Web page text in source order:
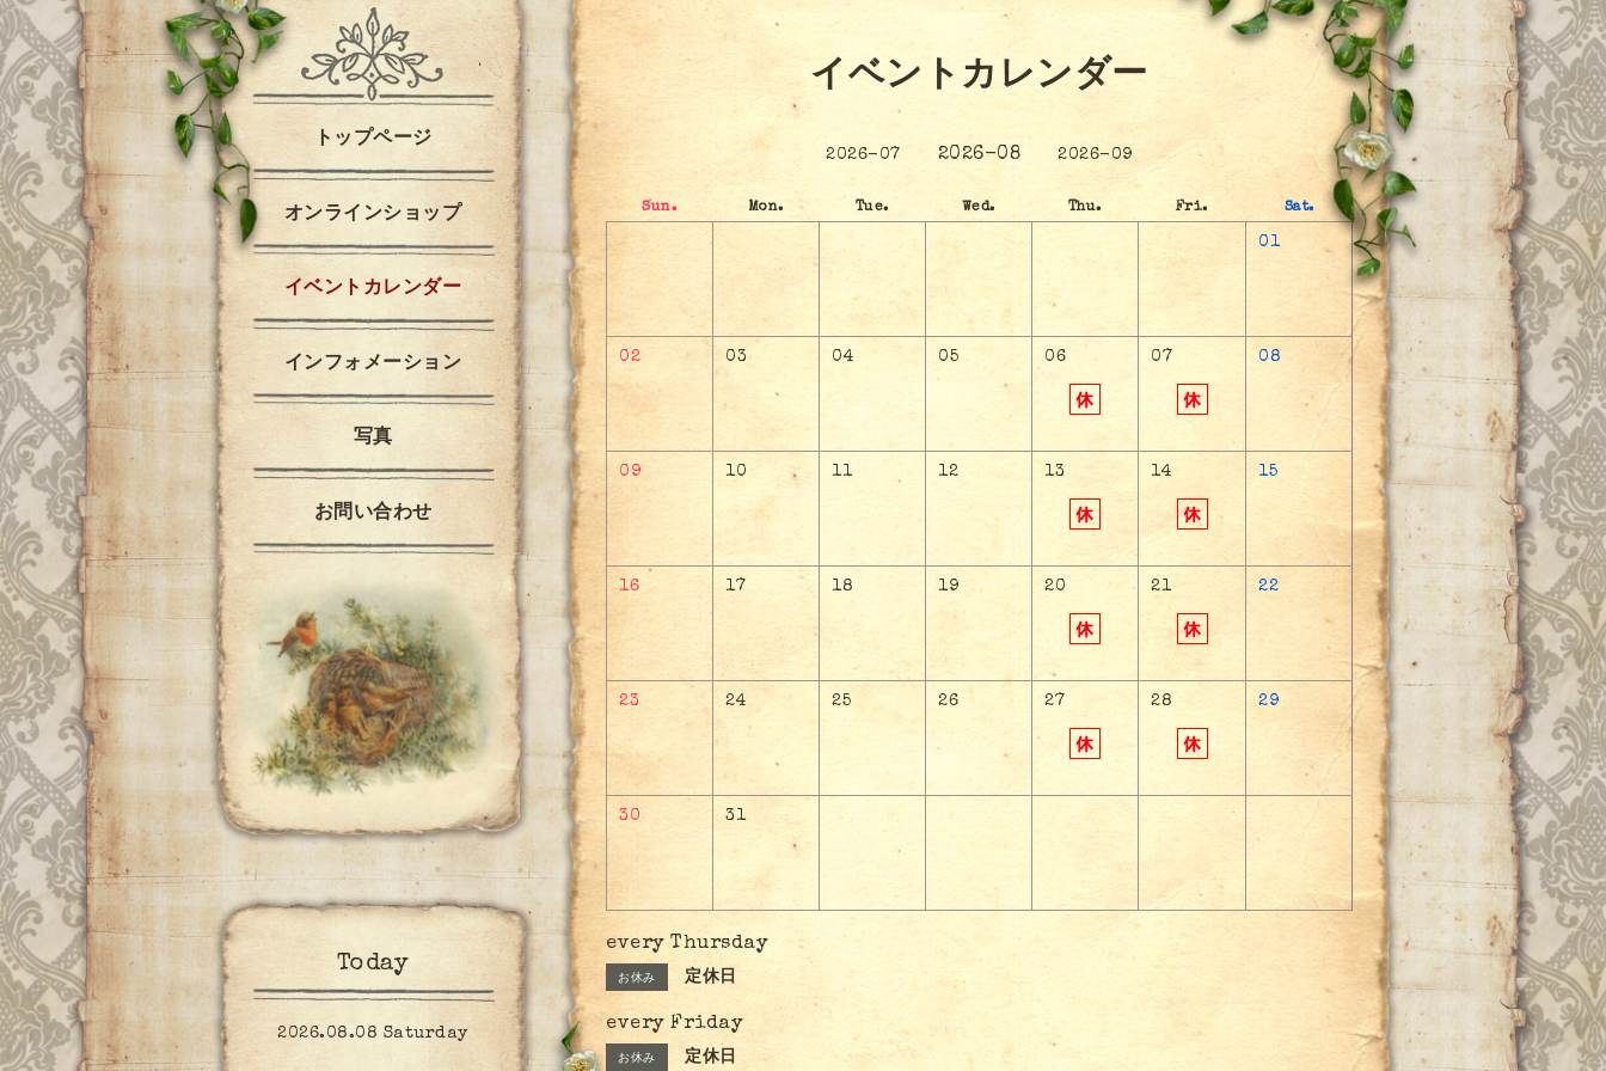
イベントカレンダー
2026-07 2026-08 2026-09
Sun. Mon. Tue. Wed. Thu. Fri. Sat.
01
02 03 04 05 06 07 08
09 10 11 12 13 14 15
16 17 18 19 20 21 22
23 24 25 26 27 28 29
30 31
every Thursday
お休み 定休日
every Friday
お休み 定休日
トップページ
オンラインショップ
イベントカレンダー
インフォメーション
写真
お問い合わせ
Today
2026.08.08 Saturday